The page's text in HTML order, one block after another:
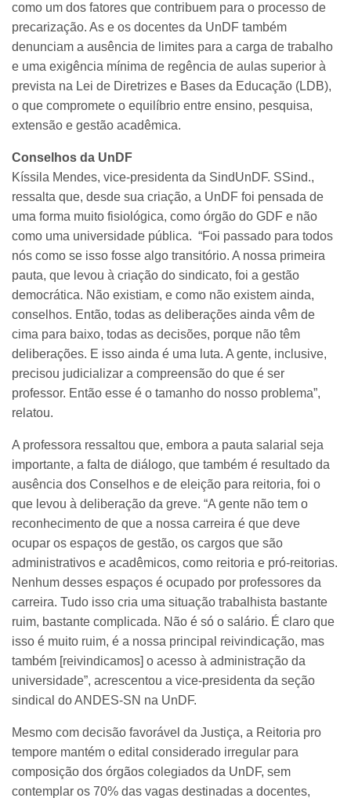
como um dos fatores que contribuem para o processo de
precarização. As e os docentes da UnDF também
denunciam a ausência de limites para a carga de trabalho
e uma exigência mínima de regência de aulas superior à
prevista na Lei de Diretrizes e Bases da Educação (LDB),
o que compromete o equilíbrio entre ensino, pesquisa,
extensão e gestão acadêmica.
Conselhos da UnDF
Kíssila Mendes, vice-presidenta da SindUnDF. SSind.,
ressalta que, desde sua criação, a UnDF foi pensada de
uma forma muito fisiológica, como órgão do GDF e não
como uma universidade pública. “Foi passado para todos
nós como se isso fosse algo transitório. A nossa primeira
pauta, que levou à criação do sindicato, foi a gestão
democrática. Não existiam, e como não existem ainda,
conselhos. Então, todas as deliberações ainda vêm de
cima para baixo, todas as decisões, porque não têm
deliberações. E isso ainda é uma luta. A gente, inclusive,
precisou judicializar a compreensão do que é ser
professor. Então esse é o tamanho do nosso problema”,
relatou.
A professora ressaltou que, embora a pauta salarial seja
importante, a falta de diálogo, que também é resultado da
ausência dos Conselhos e de eleição para reitoria, foi o
que levou à deliberação da greve. “A gente não tem o
reconhecimento de que a nossa carreira é que deve
ocupar os espaços de gestão, os cargos que são
administrativos e acadêmicos, como reitoria e pró-reitorias.
Nenhum desses espaços é ocupado por professores da
carreira. Tudo isso cria uma situação trabalhista bastante
ruim, bastante complicada. Não é só o salário. É claro que
isso é muito ruim, é a nossa principal reivindicação, mas
também [reivindicamos] o acesso à administração da
universidade”, acrescentou a vice-presidenta da seção
sindical do ANDES-SN na UnDF.
Mesmo com decisão favorável da Justiça, a Reitoria pro
tempore mantém o edital considerado irregular para
composição dos órgãos colegiados da UnDF, sem
contemplar os 70% das vagas destinadas a docentes,